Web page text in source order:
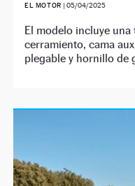
EL MOTOR |05/04/2025
El modelo incluye
cerramiento, cama
plegable y hornillo de